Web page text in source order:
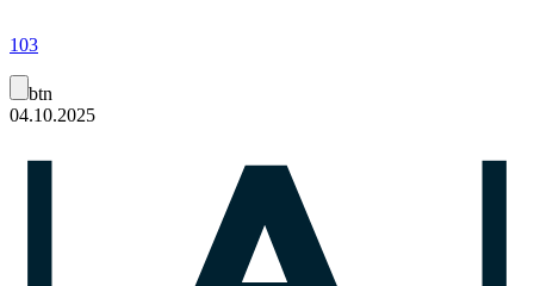
103
btn
04.10.2025